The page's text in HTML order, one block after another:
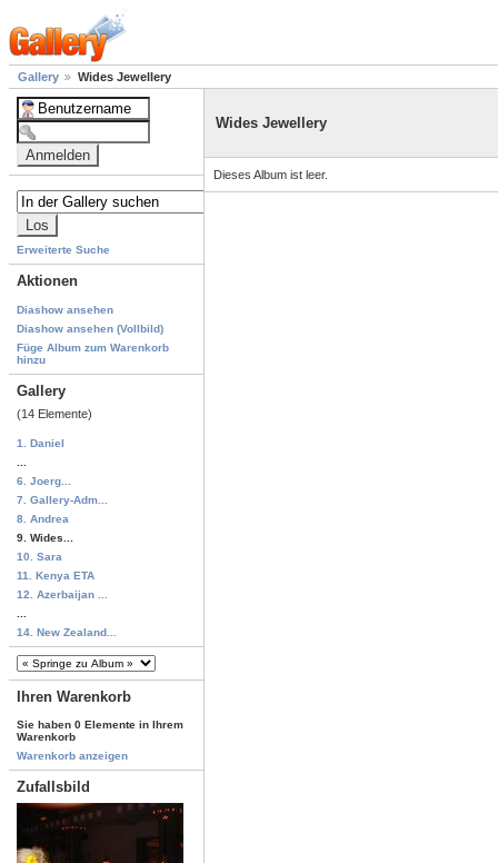
Gallery Wides Jewellery
Erweiterte Suche
Aktionen
Diashow ansehen
Diashow ansehen (Vollbild)
Füge Album zum Warenkorb
hinzu
Gallery
(14 Elemente)
1. Daniel
6. Joerg...
7. Gallery-Adm...
8. Andrea
9. Wides...
10. Sara
11. Kenya ETA
12. Azerbaijan ...
14. New Zealand...
Ihren Warenkorb
Sie haben 0 Elemente in Ihrem
Warenkorb
Warenkorb anzeigen
Zufallsbild
Wides Jewellery
Dieses Album ist leer.